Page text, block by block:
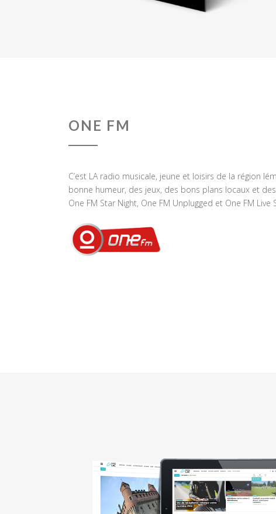
ONE FM
C’est LA radio musicale, jeune et loisirs de la région
bonne humeur, des jeux, des bons plans locaux et
One FM Star Night, One FM Unplugged et One FM Live